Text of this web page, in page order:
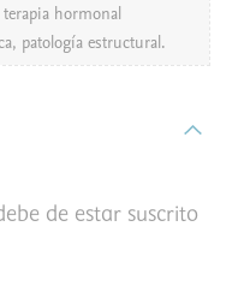
hormonal
patología estructural.
de estar suscrito